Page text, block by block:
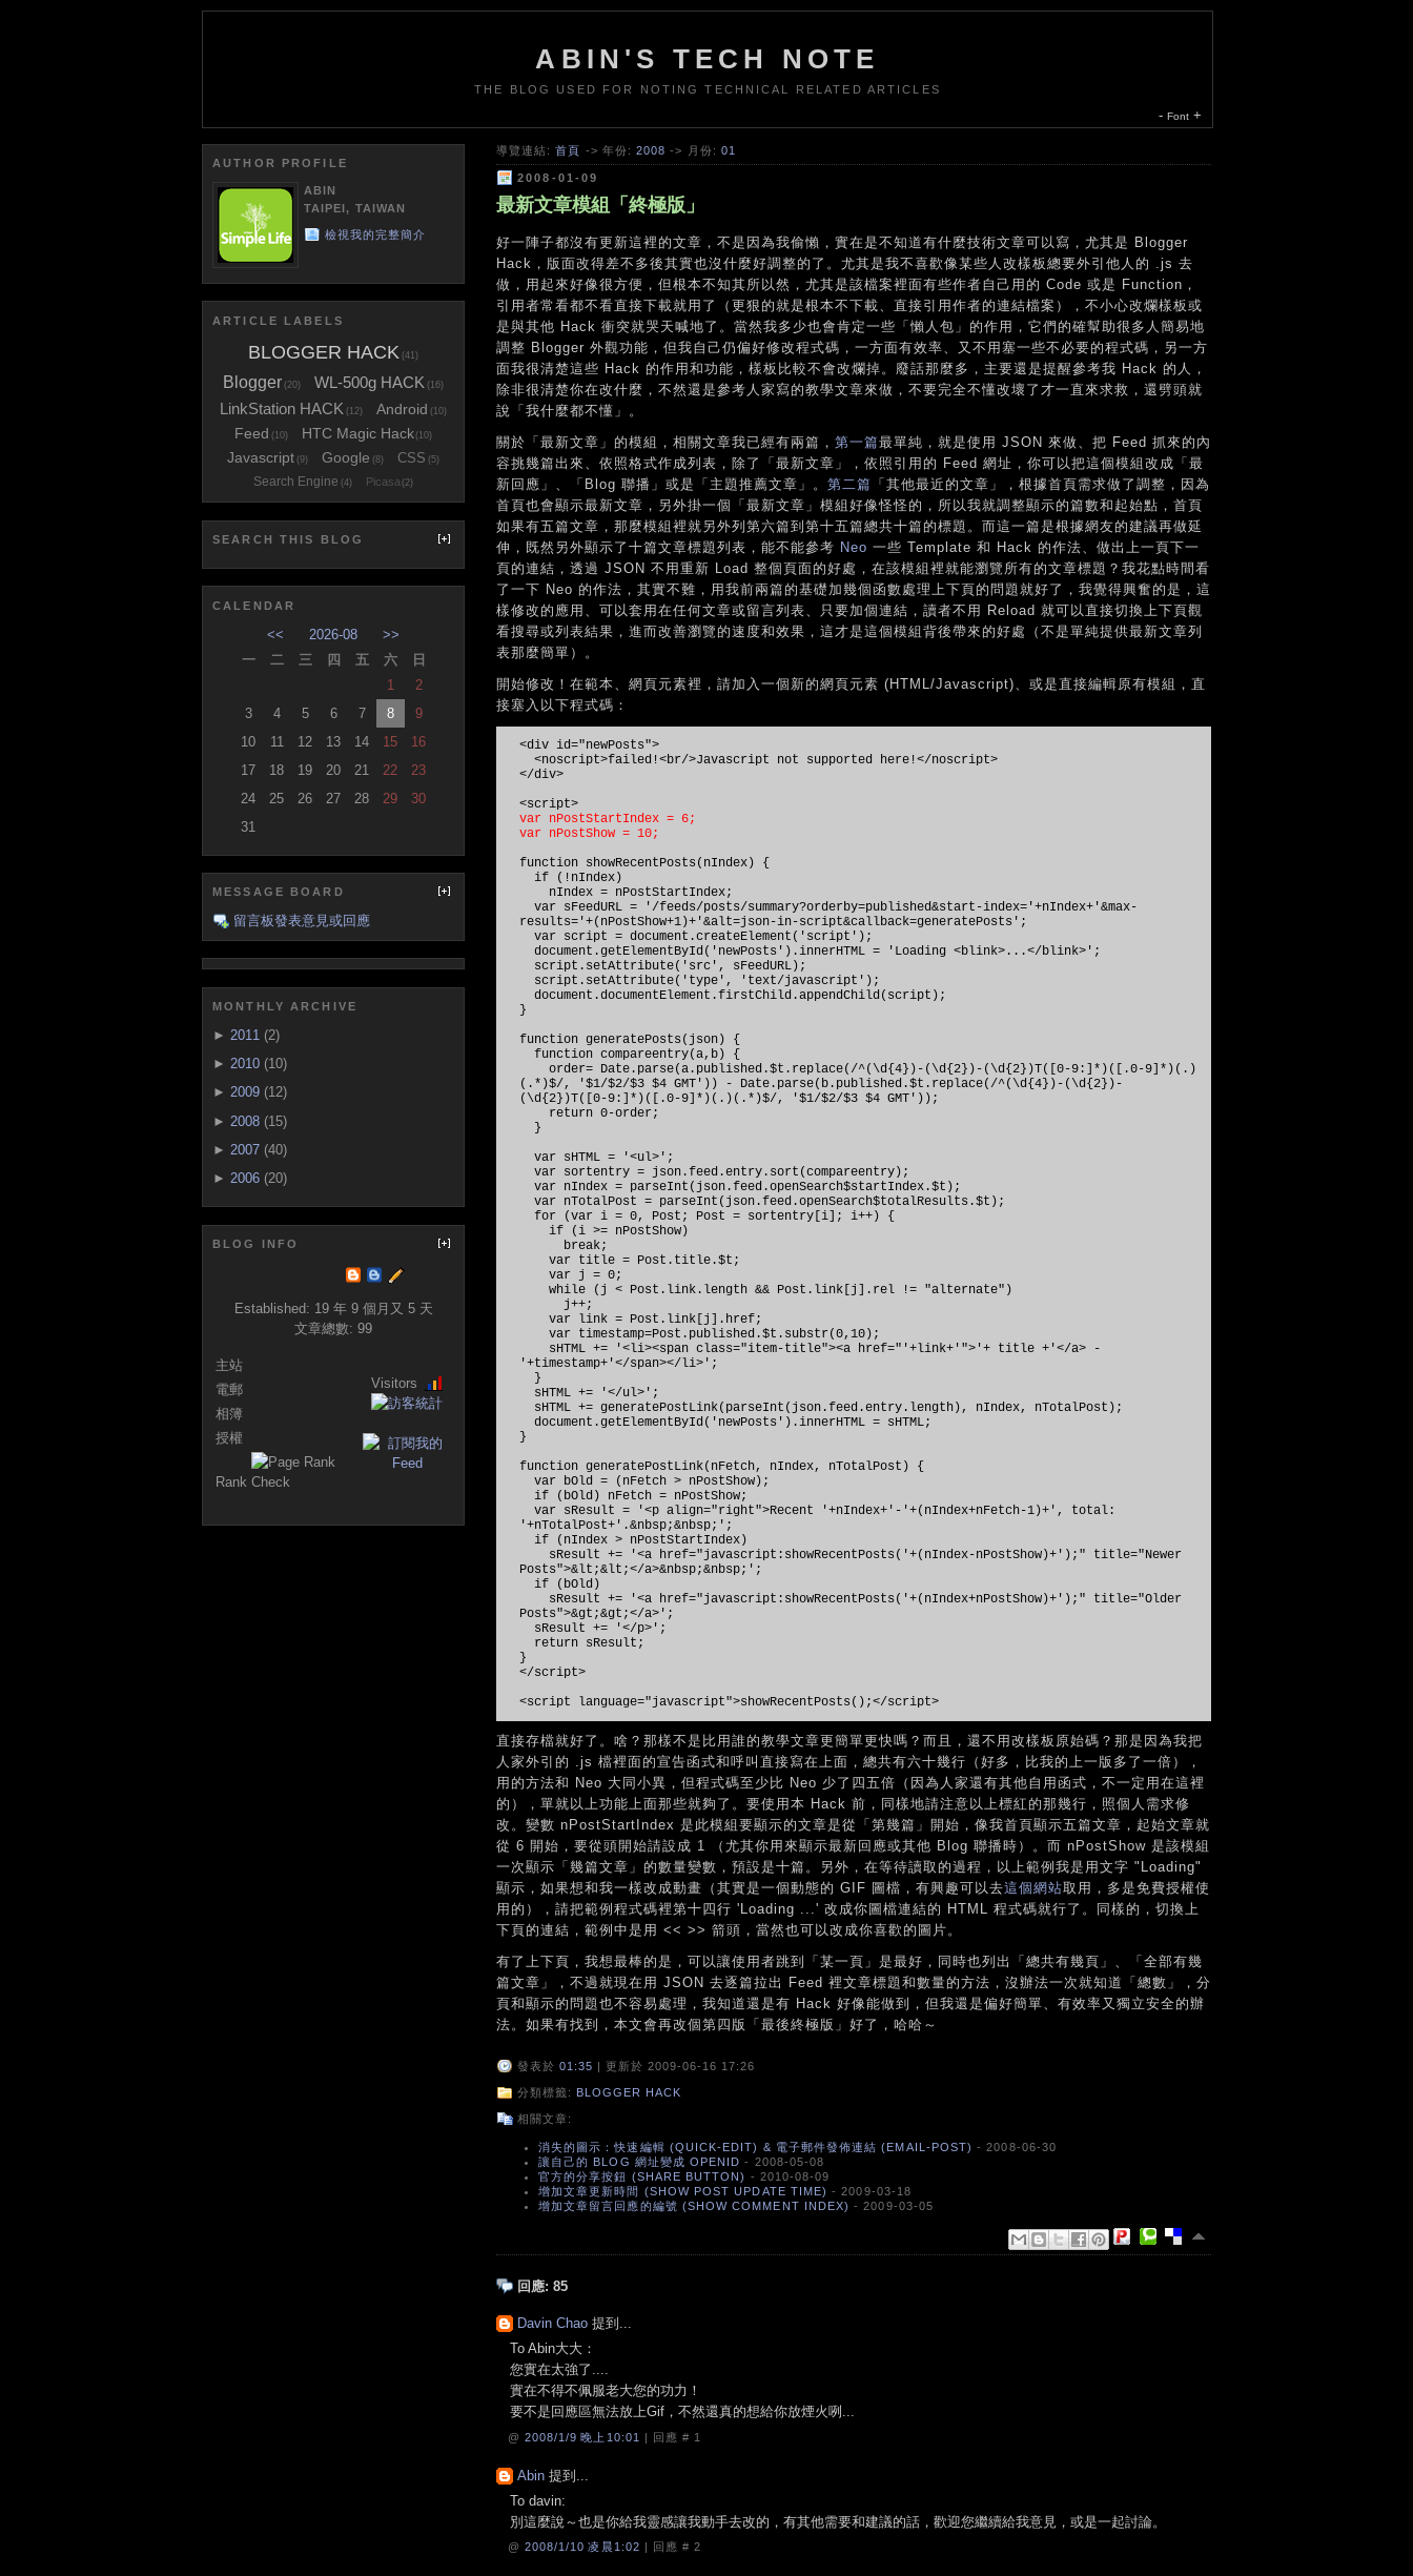
ABIN'S TECH NOTE
THE BLOG USED FOR NOTING TECHNICAL RELATED ARTICLES
- Font +
導覽連結:首頁 -> 年份:2008 -> 月份: 01
2008-01-09
最新文章模組「終極版」
好一陣子都沒有更新這裡的文章，不是因為我偷懶，實在是不知道有什麼技術文章可以寫，尤其是 Blogger
Hack，版面改得差不多後其實也沒什麼好調整的了。尤其是我不喜歡像某些人改樣板總要外引他人的 .js 去
做，用起來好像很方便，但根本不知其所以然，尤其是該檔案裡面有些作者自己用的 Code 或是 Function，
引用者常看都不看直接下載就用了（更狠的就是根本不下載、直接引用作者的連結檔案），不小心改爛樣板或
是與其他 Hack 衝突就哭天喊地了。當然我多少也會肯定一些「懶人包」的作用，它們的確幫助很多人簡易地
調整 Blogger 外觀功能，但我自己仍偏好修改程式碼，一方面有效率、又不用塞一些不必要的程式碼，另一方
面我很清楚這些 Hack 的作用和功能，樣板比較不會改爛掉。廢話那麼多，主要還是提醒參考我 Hack 的人，
除非很清楚你在改什麼，不然還是參考人家寫的教學文章來做，不要完全不懂改壞了才一直來求救，還劈頭就
說「我什麼都不懂」。
關於「最新文章」的模組，相關文章我已經有兩篇， 第一篇最單純，就是使用 JSON 來做、把 Feed 抓來的內
容挑幾篇出來、依照格式作成列表，除了「最新文章」，依照引用的 Feed 網址，你可以把這個模組改成「最
新回應」、「Blog 聯播」或是「主題推薦文章」。 第二篇 「其他最近的文章」，根據首頁需求做了調整，因為
首頁也會顯示最新文章，另外掛一個「最新文章」模組好像怪怪的，所以我就調整顯示的篇數和起始點，首頁
如果有五篇文章，那麼模組裡就另外列第六篇到第十五篇總共十篇的標題。而這一篇是根據網友的建議再做延
伸，既然另外顯示了十篇文章標題列表，能不能參考 Neo 一些 Template 和 Hack 的作法、做出上一頁下一
頁的連結，透過 JSON 不用重新 Load 整個頁面的好處，在該模組裡就能瀏覽所有的文章標題？我花點時間看
了一下 Neo 的作法，其實不難，用我前兩篇的基礎加幾個函數處理上下頁的問題就好了，我覺得興奮的是，這
樣修改的應用、可以套用在任何文章或留言列表、只要加個連結，讀者不用 Reload 就可以直接切換上下頁觀
看搜尋或列表結果，進而改善瀏覽的速度和效果，這才是這個模組背後帶來的好處（不是單純提供最新文章列
表那麼簡單）。
開始修改！在範本、網頁元素裡，請加入一個新的網頁元素 (HTML/Javascript)、或是直接編輯原有模組，直
接塞入以下程式碼：
<div id="newPosts">
<noscript>failed!<br/>Javascript not supported here!</noscript>
</div>
<script>
var nPostStartIndex = 6;
var nPostShow = 10;
function showRecentPosts(nIndex) {
if (!nIndex)
nIndex = nPostStartIndex;
var sFeedURL = '/feeds/posts/summary?orderby=published&start-index='+nIndex+'&max-
results='+(nPostShow+1)+'&alt=json-in-script&callback=generatePosts';
var script = document.createElement('script');
document.getElementById('newPosts').innerHTML = 'Loading <blink>...</blink>';
script.setAttribute('src', sFeedURL);
script.setAttribute('type', 'text/javascript');
document.documentElement.firstChild.appendChild(script);
}
function generatePosts(json) {
function compareentry(a,b) {
order= Date.parse(a.published.$t.replace(/^(\d{4})-(\d{2})-(\d{2})T([0-9:]*)([.0-9]*)(.)
(.*)$/, '$1/$2/$3 $4 GMT')) - Date.parse(b.published.$t.replace(/^(\d{4})-(\d{2})-
(\d{2})T([0-9:]*)([.0-9]*)(.)(.*)$/, '$1/$2/$3 $4 GMT'));
return 0-order;
}
var sHTML = '<ul>';
var sortentry = json.feed.entry.sort(compareentry);
var nIndex = parseInt(json.feed.openSearch$startIndex.$t);
var nTotalPost = parseInt(json.feed.openSearch$totalResults.$t);
for (var i = 0, Post; Post = sortentry[i]; i++) {
if (i >= nPostShow)
break;
var title = Post.title.$t;
var j = 0;
while (j < Post.link.length && Post.link[j].rel != "alternate")
j++;
var link = Post.link[j].href;
var timestamp=Post.published.$t.substr(0,10);
sHTML += '<li><span class="item-title"><a href="'+link+'">'+ title +'</a> -
'+timestamp+'</span></li>';
}
sHTML += '</ul>';
sHTML += generatePostLink(parseInt(json.feed.entry.length), nIndex, nTotalPost);
document.getElementById('newPosts').innerHTML = sHTML;
}
function generatePostLink(nFetch, nIndex, nTotalPost) {
var bOld = (nFetch > nPostShow);
if (bOld) nFetch = nPostShow;
var sResult = '<p align="right">Recent '+nIndex+'-'+(nIndex+nFetch-1)+', total:
'+nTotalPost+'.&nbsp;&nbsp;';
if (nIndex > nPostStartIndex)
sResult += '<a href="javascript:showRecentPosts('+(nIndex-nPostShow)+');" title="Newer
Posts">&lt;&lt;</a>&nbsp;&nbsp;';
if (bOld)
sResult += '<a href="javascript:showRecentPosts('+(nIndex+nPostShow)+');" title="Older
Posts">&gt;&gt;</a>';
sResult += '</p>';
return sResult;
}
</script>
<script language="javascript">showRecentPosts();</script>
直接存檔就好了。啥？那樣不是比用誰的教學文章更簡單更快嗎？而且，還不用改樣板原始碼？那是因為我把
人家外引的 .js 檔裡面的宣告函式和呼叫直接寫在上面，總共有六十幾行（好多，比我的上一版多了一倍），
用的方法和 Neo 大同小異，但程式碼至少比 Neo 少了四五倍（因為人家還有其他自用函式，不一定用在這裡
的），單就以上功能上面那些就夠了。要使用本 Hack 前，同樣地請注意以上標紅的那幾行，照個人需求修
改。變數 nPostStartIndex 是此模組要顯示的文章是從「第幾篇」開始，像我首頁顯示五篇文章，起始文章就
從 6 開始，要從頭開始請設成 1 （尤其你用來顯示最新回應或其他 Blog 聯播時）。而 nPostShow 是該模組
一次顯示「幾篇文章」的數量變數，預設是十篇。另外，在等待讀取的過程，以上範例我是用文字 "Loading"
顯示，如果想和我一樣改成動畫（其實是一個動態的 GIF 圖檔，有興趣可以去這個網站取用，多是免費授權使
用的），請把範例程式碼裡第十四行 'Loading ...' 改成你圖檔連結的 HTML 程式碼就行了。同樣的，切換上
下頁的連結，範例中是用 << >> 箭頭，當然也可以改成你喜歡的圖片。
有了上下頁，我想最棒的是，可以讓使用者跳到「某一頁」是最好，同時也列出「總共有幾頁」、「全部有幾
篇文章」，不過就現在用 JSON 去逐篇拉出 Feed 裡文章標題和數量的方法，沒辦法一次就知道「總數」，分
頁和顯示的問題也不容易處理，我知道還是有 Hack 好像能做到，但我還是偏好簡單、有效率又獨立安全的辦
法。如果有找到，本文會再改個第四版「最後終極版」好了，哈哈～
發表於 01:35 | 更新於 2009-06-16 17:26
分類標籤: BLOGGER HACK
相關文章:
消失的圖示：快速編輯 (QUICK-EDIT) & 電子郵件發佈連結 (EMAIL-POST) - 2008-06-30
讓自己的 BLOG 網址變成 OPENID - 2008-05-08
官方的分享按鈕 (SHARE BUTTON) - 2010-08-09
增加文章更新時間 (SHOW POST UPDATE TIME) - 2009-03-18
增加文章留言回應的編號 (SHOW COMMENT INDEX) - 2009-03-05
回應: 85
Davin Chao 提到...
To Abin大大：
您實在太強了....
實在不得不佩服老大您的功力！
要不是回應區無法放上Gif，不然還真的想給你放煙火咧...
@ 2008/1/9 晚上10:01 | 回應 # 1
Abin 提到...
To davin:
別這麼說～也是你給我靈感讓我動手去改的，有其他需要和建議的話，歡迎您繼續給我意見，或是一起討論。
@ 2008/1/10 凌晨1:02 | 回應 #2
AUTHOR PROFILE
ABIN
TAIPEI, TAIWAN
檢視我的完整簡介
ARTICLE LABELS
BLOGGER HACK (41)
Blogger (20) WL-500g HACK (16)
LinkStation HACK (12) Android (10)
Feed (10) HTC Magic Hack(10)
Javascript (9) Google (8) CSS (5)
Search Engine (4) Picasa (2)
SEARCH THIS BLOG
CALENDAR
<< 2026-08
>>
一
二 三 四 五 六
日
1
2
3
4 5 6 7 8
9
10
11 12 13 14 15
16
17
18 19 20 21 22
23
24
25 26 27 28 29
30
31
MESSAGE BOARD
留言板發表意見或回應
MONTHLY ARCHIVE
► 2011 (2)
► 2010 (10)
► 2009 (12)
► 2008 (15)
► 2007 (40)
► 2006 (20)
BLOG INFO
Established: 19 年 9 個月又 5 天
文章總數: 99
主站
Visitors
電郵
相簿
授權
Rank